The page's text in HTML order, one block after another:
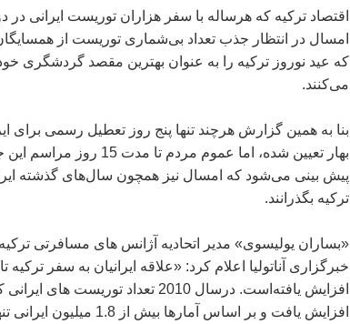
اقتصاد تركیه كه هرساله با سفر هزاران توریست ایرانی در
امسال در انتظار جذب تعداد بی‌شماری توریست از
می‌كنند.
بنا به همین گزارش هرچند تنها پنج روز تعطیل رسمی برای
بهار تعیین شده‌، اما عموم
پیش بینی می‌شود كه امسال نیز همچون سال‌های گذشته
تركیه بگذرانند.
«بساران یولیسوی» مدیر اتحادیه آژانس های مسافرتی
خبرگزاری آناتولیا اعلام كرد: «علاقه ایرانیان به سفر
افزایش یافت و بر اساس آمارها